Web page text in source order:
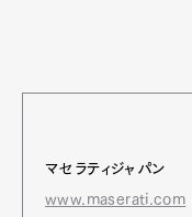
マセラティジャパン
www.maserati.com